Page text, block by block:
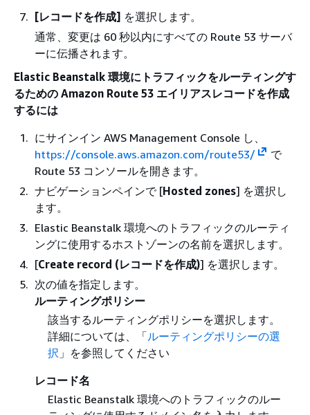
[レコードを作成] を選択します。
通常、変更は 60 秒以内にすべての Route 53 サーバ
ーに伝播されます。
Elastic Beanstalk 環境にトラフィックをルーティングす
るための Amazon Route 53 エイリアスレコードを作成
するには
にサインイン AWS Management Console し、
https://console.aws.amazon.com/route53/
で
Route 53 コンソールを開きます。
ナビゲーションペインで [Hosted zones] を選択し
ます。
Elastic Beanstalk 環境へのトラフィックのルーティ
ングに使用するホストゾーンの名前を選択します。
[Create record (レコードを作成)] を選択します。
次の値を指定します。
ルーティングポリシー
該当するルーティングポリシーを選択します。
詳細については、「ルーティングポリシーの選
択 」を参照してください
レコード名
Elastic Beanstalk 環境へのトラフィックのルー